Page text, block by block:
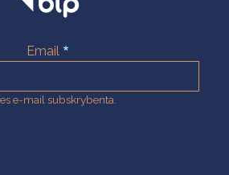
Email
e-mail subskrybenta.